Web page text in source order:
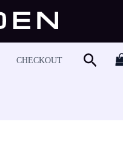
CHECKOUT
Helix
-
HS6297